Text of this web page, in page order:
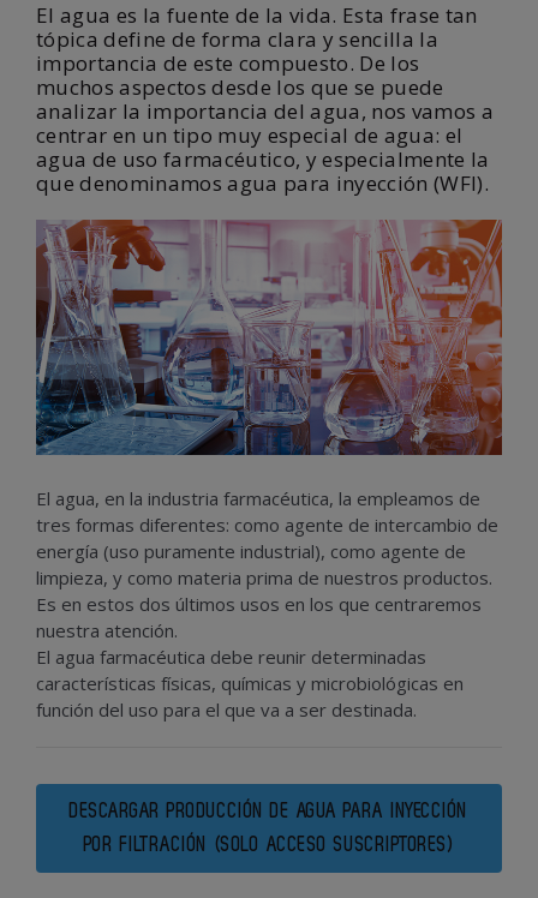
El agua es la fuente de la vida. Esta frase tan
tópica define de forma clara y sencilla la
importancia de este compuesto. De los
muchos aspectos desde los que se puede
analizar la importancia del agua, nos vamos a
centrar en un tipo muy especial de agua: el
agua de uso farmacéutico, y especialmente la
que denominamos agua para inyección (WFI).
El agua, en la industria farmacéutica, la empleamos de
tres formas diferentes: como agente de intercambio de
energía (uso puramente industrial), como agente de
limpieza, y como materia prima de nuestros productos.
Es en estos dos últimos usos en los que centraremos
nuestra atención.
El agua farmacéutica debe reunir determinadas
características físicas, químicas y microbiológicas en
función del uso para el que va a ser destinada.
DESCARGAR PRODUCCIÓN DE AGUA PARA INYECCIÓN
POR FILTRACIÓN (SOLO ACCESO SUSCRIPTORES)